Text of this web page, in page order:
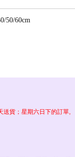
50/60cm
送貨；星期六日下的訂單,